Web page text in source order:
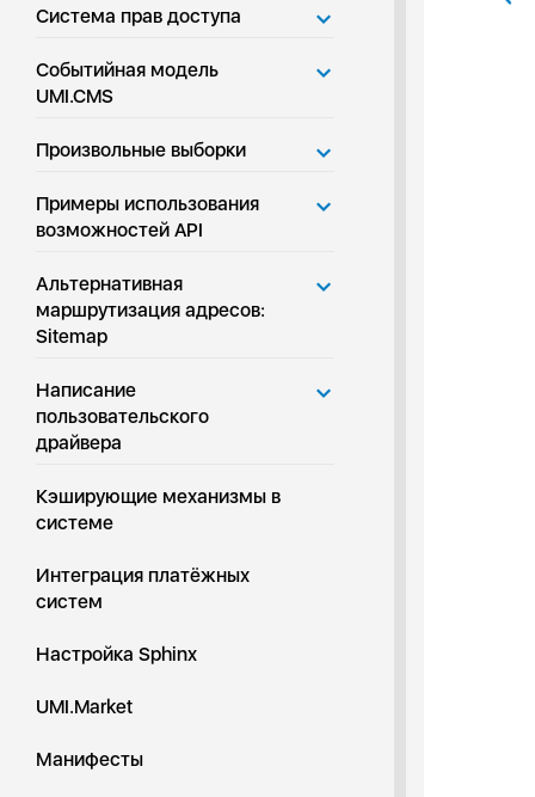
Система прав доступа
Событийная модель
UMI.CMS
Произвольные выборки
Примеры использования
возможностей API
Альтернативная
маршрутизация адресов:
Sitemap
Написание
пользовательского
драйвера
Кэширующие механизмы в
системе
Интеграция платёжных
систем
Настройка Sphinx
UMI.Market
Манифесты